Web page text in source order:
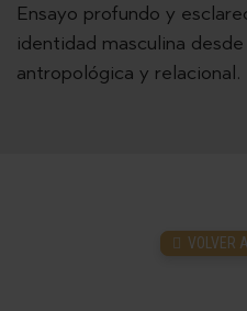
Ensayo profundo y
identidad masculina
antropológica y relacional.
VOLVER